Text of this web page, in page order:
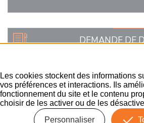
DEMANDE DE
Les cookies stockent des informations
vos préférences et interactions. Ils
fonctionnement du site et le contenu
choisir de les activer ou de les
Personnaliser